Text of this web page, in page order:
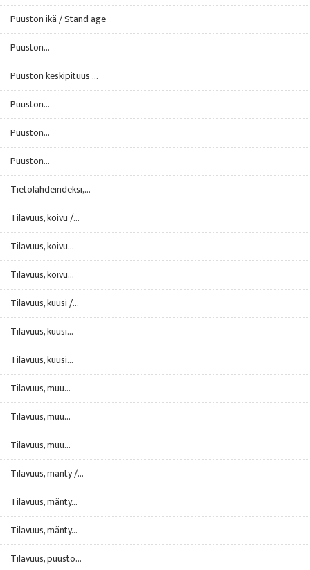
Puuston ikä / Stand age
Puuston...
Puuston keskipituus ...
Puuston...
Puuston...
Puuston...
Tietolähdeindeksi,...
Tilavuus, koivu /...
Tilavuus, koivu...
Tilavuus, koivu...
Tilavuus, kuusi /...
Tilavuus, kuusi...
Tilavuus, kuusi...
Tilavuus, muu...
Tilavuus, muu...
Tilavuus, muu...
Tilavuus, mänty /...
Tilavuus, mänty...
Tilavuus, mänty...
Tilavuus, puusto...